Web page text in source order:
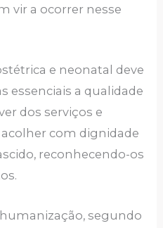
vir a ocorrer nesse
e neonatal deve
essenciais a qualidade
dos serviços e
com dignidade
reconhecendo-os
segundo